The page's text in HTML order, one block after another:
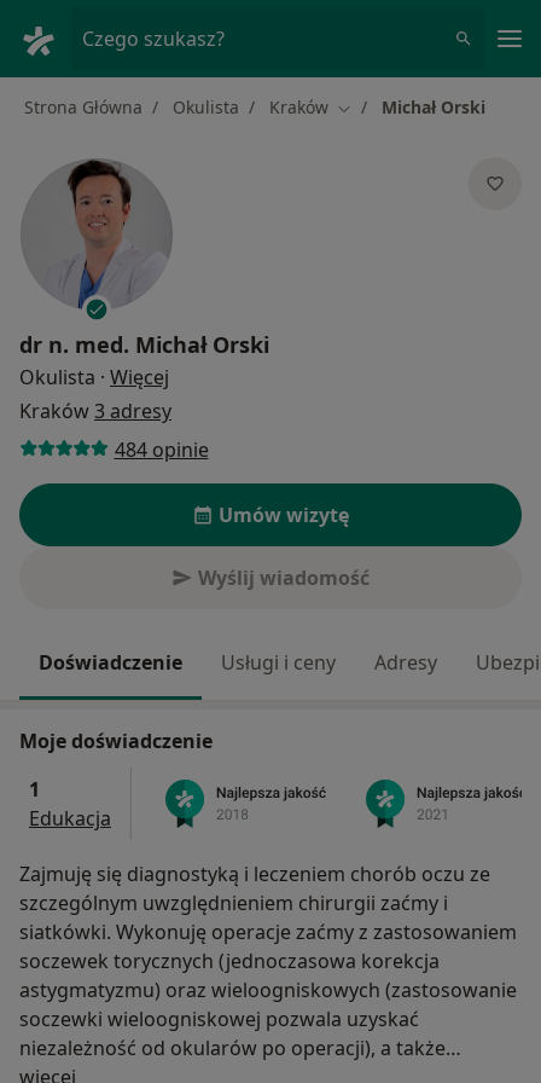
Czego szukasz?
Strona Główna Okulista Kraków Zmień miasto
Michał Orski
dr n. med. Michał Orski
Okulista · Więcej
Kraków3 adresy
484 opinie
Umów wizytę
Wyślij wiadomość
Doświadczenie Usługi i ceny Adresy
Moje doświadczenie
1
Edukacja
Zajmuję się diagnostyką i leczeniem chorób oczu ze
szczególnym uwzględnieniem chirurgii zaćmy i
siatkówki. Wykonuję operacje zaćmy z zastosowaniem
soczewek torycznych (jednoczasowa korekcja
astygmatyzmu) oraz wieloogniskowych (zastosowanie
soczewki wieloogniskowej pozwala uzyskać
niezależność od okularów po operacji), a także
refrakcyjną wymianę soczewki (w przypadku wysokich
więcej